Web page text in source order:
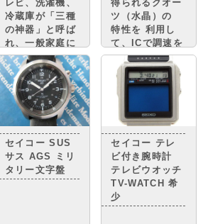
レビ、洗濯機、
冷蔵庫が「三種
の神器」と呼ば
れ、一般家庭に
普及。 街には
小さな憧れのマ
イカーが走り、
国民は豊かさの
実感と 自信を
取り戻しつつあ
りまし
た。・・・・
得られるクオー
ツ（水晶）の
特性を 利用し
て、ICで調速を
行い、モーター
で針を動かす
機構を搭載した
クオーツ時計
“セイコークオ
ーツアストロ
ン”を 世界に先
駆けて発売しま
した。
セイコー SUS
サス AGS ミリ
タリー文字盤
セイコー テレ
ビ付き腕時計
テレビウオッチ
TV-WATCH 希
少